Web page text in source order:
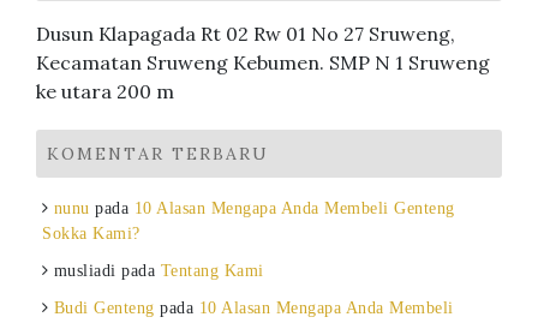
Dusun Klapagada Rt 02 Rw 01 No 27 Sruweng,
Kecamatan Sruweng Kebumen. SMP N 1 Sruweng
ke utara 200 m
KOMENTAR TERBARU
nunu pada 10 Alasan Mengapa Anda Membeli Genteng
Sokka Kami?
musliadi pada Tentang Kami
Budi Genteng pada 10 Alasan Mengapa Anda Membeli